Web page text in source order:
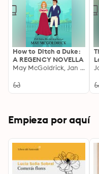
How to Ditch a Duke:
A REGENCY NOVELLA
May McGoldrick, Jan Coffey
Empieza por aquí